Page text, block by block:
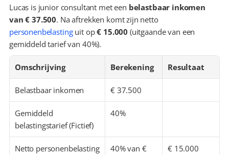
Lucas is junior consultant met een belastbaar inkomen
van € 37.500
. Na aftrekken komt zijn netto
personenbelasting uit op € 15.000 (uitgaande van een
gemiddeld tarief van 40%).
Omschrijving Berekening Resultaat
Belastbaar inkomen € 37.500
Gemiddeld
belastingstarief (Fictief)
40%
Netto personenbelasting 40% van € € 15.000